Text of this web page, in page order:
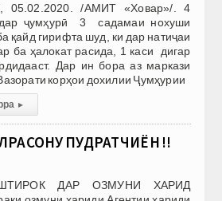
05.02.2020. /АМИТ «Ховар»/. 4
ҷумҳурӣ 3 садамаи нохуши
қайд гирифта шуд, ки дар натиҷаи
ба ҳалокат расида, 1 каси дигар
Дар ин бора аз маркази
корҳои дохилии Ҷумҳурии
▸
ПУДРАТЧИЁН !!
ДАР ОЗМУНИ ХАРИД